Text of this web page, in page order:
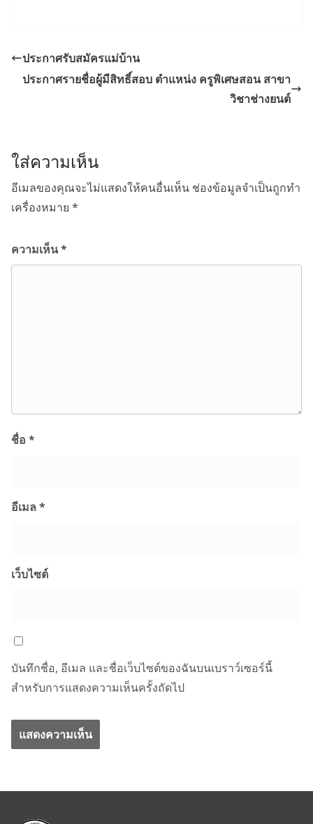
ประกาศรับสมัครแม่บ้าน
ประกาศรายชื่อผู้มีสิทธิ์สอบ ตำแหน่ง ครูพิเศษสอน สาขา
วิชาช่างยนต์
ใส่ความเห็น
อีเมลของคุณจะไม่แสดงให้คนอื่นเห็น ช่องข้อมูลจำเป็นถูกทำ
เครื่องหมาย *
ความเห็น*
ชื่อ *
อีเมล *
เว็บไซต์
บันทึกชื่อ, อีเมล และชื่อเว็บไซต์ของฉันบนเบราว์เซอร์นี้
สำหรับการแสดงความเห็นครั้งถัดไป